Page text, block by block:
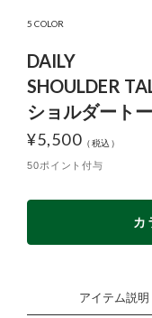
5 COLOR
DAILY
SHOULDER
ショルダート
¥5,500
50ポイント付与
カ
アイテム説明